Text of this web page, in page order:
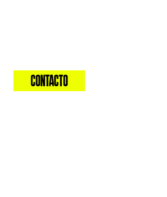
CONTACTO